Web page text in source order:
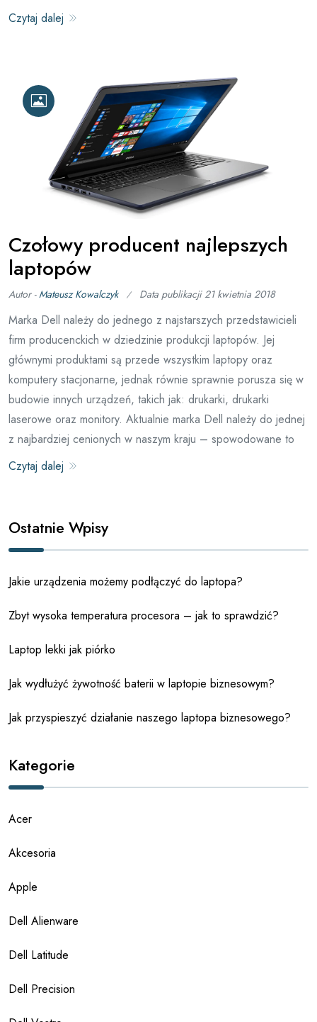
Czytaj dalej
Czołowy producent najlepszych
laptopów
Autor -Mateusz Kowalczyk Data publikacji21 kwietnia 2018
Marka Dell należy do jednego z najstarszych przedstawicieli
firm producenckich w dziedzinie produkcji laptopów. Jej
głównymi produktami są przede wszystkim laptopy oraz
komputery stacjonarne, jednak równie sprawnie porusza się w
budowie innych urządzeń, takich jak: drukarki, drukarki
laserowe oraz monitory. Aktualnie marka Dell należy do jednej
z najbardziej cenionych w naszym kraju – spowodowane to
Czytaj dalej
Ostatnie Wpisy
Jakie urządzenia możemy podłączyć do laptopa?
Zbyt wysoka temperatura procesora – jak to sprawdzić?
Laptop lekki jak piórko
Jak wydłużyć żywotność baterii w laptopie biznesowym?
Jak przyspieszyć działanie naszego laptopa biznesowego?
Kategorie
Acer
Akcesoria
Apple
Dell Alienware
Dell Latitude
Dell Precision